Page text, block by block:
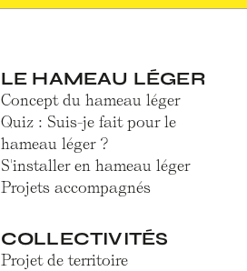
LE HAMEAU LÉGER
Concept du hameau léger
Quiz : Suis-je fait pour le
hameau léger ?
S'installer en hameau léger
Projets accompagnés
COLLECTIVITÉS
Projet de territoire